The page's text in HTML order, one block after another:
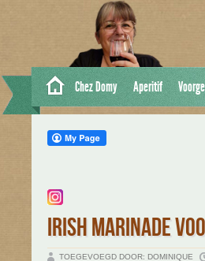
Chez Domy Aperitif
IRISH MARINADE
TOEGEVOEGD DOOR: DOMINIQUE